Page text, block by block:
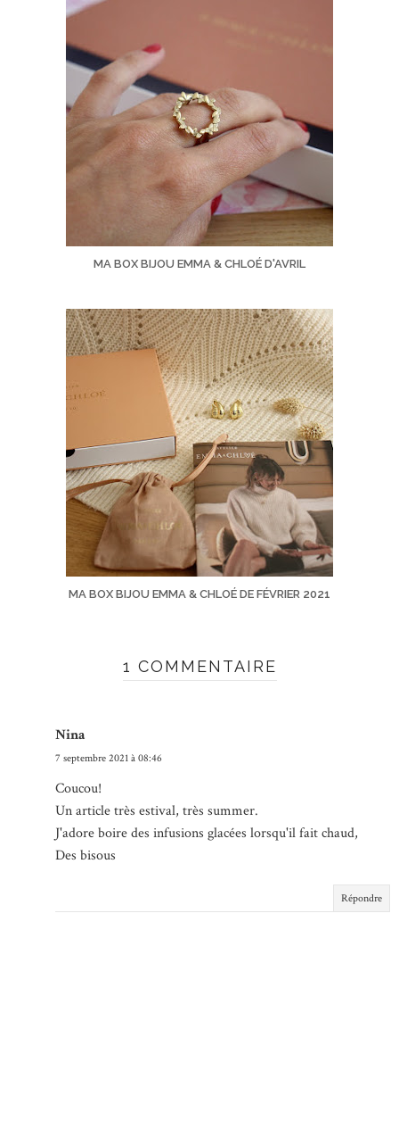
MA BOX BIJOU EMMA & CHLOÉ D'AVRIL
MA BOX BIJOU EMMA & CHLOÉ DE FÉVRIER 2021
1 COMMENTAIRE
Nina
7 septembre 2021 à 08:46
Coucou!
Un article très estival, très summer.
J'adore boire des infusions glacées lorsqu'il fait chaud,
Des bisous
Répondre